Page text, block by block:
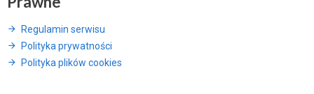
Regulamin serwisu
Polityka prywatności
Polityka plików cookies